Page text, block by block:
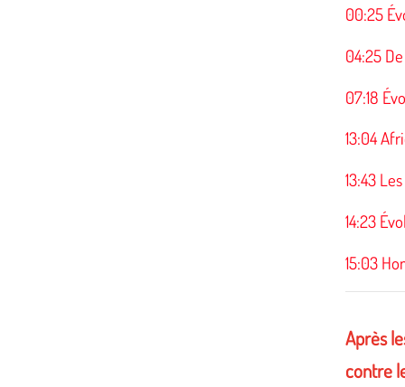
00:25
04:25
07:18
13:04
13:43
14:23
15:03
Après
contre